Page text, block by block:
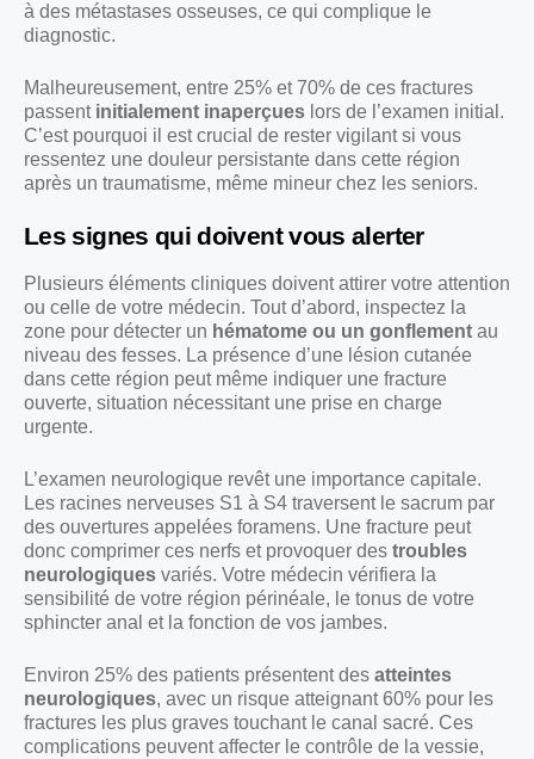
à des métastases osseuses, ce qui complique le
diagnostic.
Malheureusement, entre 25% et 70% de ces fractures
passent initialement inaperçues lors de l’examen initial.
C’est pourquoi il est crucial de rester vigilant si vous
ressentez une douleur persistante dans cette région
après un traumatisme, même mineur chez les seniors.
Les signes qui doivent vous alerter
Plusieurs éléments cliniques doivent attirer votre attention
ou celle de votre médecin. Tout d’abord, inspectez la
zone pour détecter un hématome ou un gonflement au
niveau des fesses. La présence d’une lésion cutanée
dans cette région peut même indiquer une fracture
ouverte, situation nécessitant une prise en charge
urgente.
L’examen neurologique revêt une importance capitale.
Les racines nerveuses S1 à S4 traversent le sacrum par
des ouvertures appelées foramens. Une fracture peut
donc comprimer ces nerfs et provoquer des troubles
neurologiques variés. Votre médecin vérifiera la
sensibilité de votre région périnéale, le tonus de votre
sphincter anal et la fonction de vos jambes.
Environ 25% des patients présentent des atteintes
neurologiques, avec un risque atteignant 60% pour les
fractures les plus graves touchant le canal sacré. Ces
complications peuvent affecter le contrôle de la vessie,